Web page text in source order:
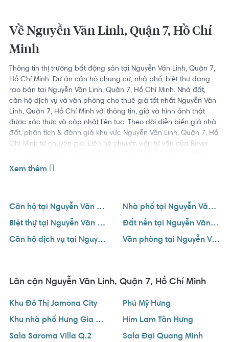
Về Nguyễn Văn Linh, Quận 7, Hồ Chí
Minh
Thông tin thị trường bất động sản tại Nguyễn Văn Linh, Quận 7,
Hồ Chí Minh. Dự án căn hộ chung cư, nhà phố, biệt thự đang
rao bán tại Nguyễn Văn Linh, Quận 7, Hồ Chí Minh. Nhà đất,
căn hộ dịch vụ và văn phòng cho thuê giá tốt nhất Nguyễn Văn
Linh, Quận 7, Hồ Chí Minh với thông tin, giá và hình ảnh thật
được xác thực và cập nhật liên tục. Theo dõi diễn biến giá nhà
đất, phân tích & đánh giá khu vực Nguyễn Văn Linh, Quận 7, Hồ
Chí Minh từ chuyên gia. Liên hệ chuyên viên tư vấn của Rever
qua số hotline
Xem thêm
Căn hộ tại Nguyễn Văn Linh, Quận 7, Hồ Chí Minh
Nhà phố tại Nguyễn Văn Linh, Quận 7, Hồ Chí Minh
Biệt thự tại Nguyễn Văn Linh, Quận 7, Hồ Chí Minh
Đất nền tại Nguyễn Văn Linh, Quận 7, Hồ Chí Minh
Căn hộ dịch vụ tại Nguyễn Văn Linh, Quận 7, Hồ Chí Minh
Văn phòng tại Nguyễn Văn Linh, Quận 7, Hồ Chí Minh
Lân cận Nguyễn Văn Linh, Quận 7, Hồ Chí Minh
Khu Đô Thị Jamona City
Phú Mỹ Hưng
Khu nhà phố Hưng Gia Quận 7
Him Lam Tân Hưng
Sala Saroma Villa Q.2
Sala Đại Quang Minh